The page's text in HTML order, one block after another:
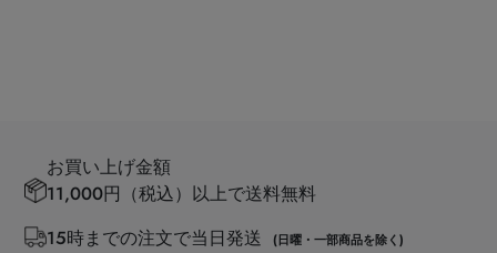
お買い上げ金額
11,000円（税込）以上で送料無料
15時までの注文で当日発送
(日曜・一部商品を除く)